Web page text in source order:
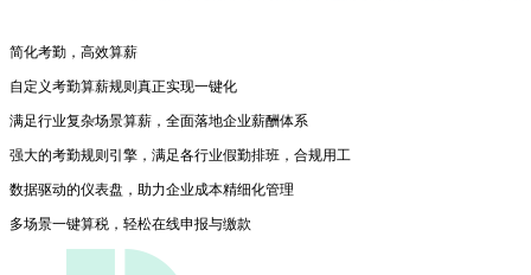
简化考勤，高效算薪
自定义考勤算薪规则真正实现一键化
满足行业复杂场景算薪，全面落地企业薪酬体系
强大的考勤规则引擎，满足各行业假勤排班，合规用工
数据驱动的仪表盘，助力企业成本精细化管理
多场景一键算税，轻松在线申报与缴款